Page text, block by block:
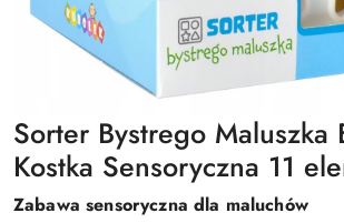
Sorter Bystrego Maluszka
Kostka Sensoryczna 11
Zabawa sensoryczna dla maluchów